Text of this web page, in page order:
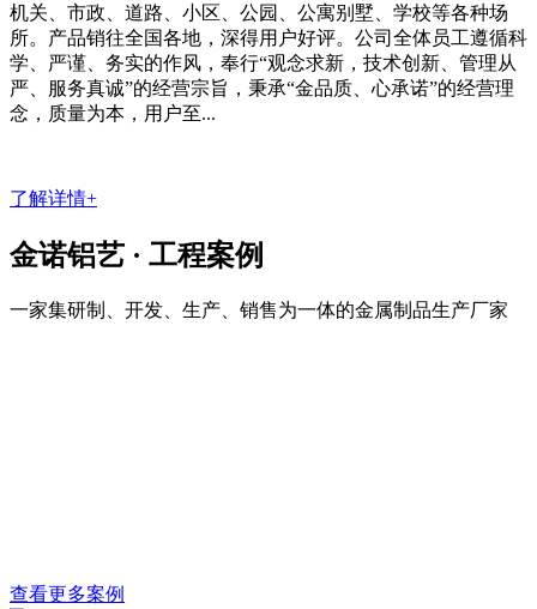
机关、市政、道路、小区、公园、公寓别墅、学校等各种场
所。产品销往全国各地，深得用户好评。公司全体员工遵循科
学、严谨、务实的作风，奉行“观念求新，技术创新、管理从
严、服务真诚”的经营宗旨，秉承“金品质、心承诺”的经营理
念，质量为本，用户至...
了解详情+
金诺铝艺 · 工程案例
一家集研制、开发、生产、销售为一体的金属制品生产厂家
查看更多案例